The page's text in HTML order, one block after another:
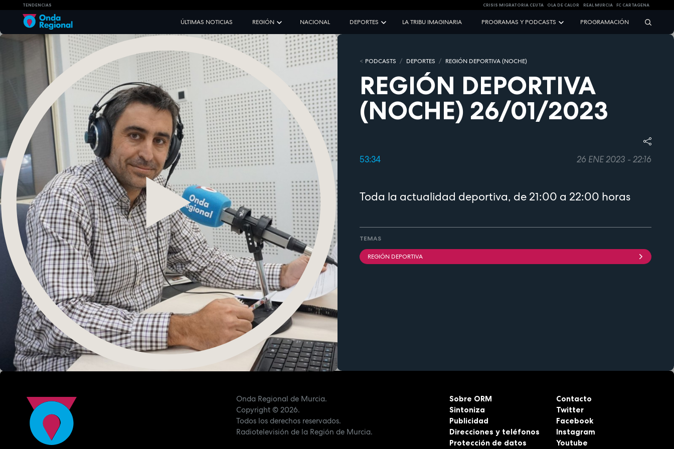
TENDENCIAS CRISIS MIGRATORIA CEUTA OLA DE CALOR REAL MURCIA FC CARTAGENA
ÚLTIMAS NOTICIAS REGIÓN NACIONAL DEPORTES LA TRIBU IMAGINARIA PROGRAMAS Y PODCASTS PROGRAMACIÓN
PODCASTS DEPORTES REGIÓN DEPORTIVA (NOCHE)
REGIÓN DEPORTIVA
(NOCHE) 26/01/2023
53:34 26 ENE 2023 - 22:16
Toda la actualidad deportiva, de 21:00 a 22:00 horas
TEMAS
REGIÓN DEPORTIVA
Onda Regional de Murcia.
Copyright© 2026.
Todos los derechos reservados.
Radiotelevisión de la Región de Murcia.
Sobre ORM
Sintoniza
Publicidad
Direcciones y teléfonos
Protección de datos
Contacto
Twitter
Facebook
Instagram
Youtube